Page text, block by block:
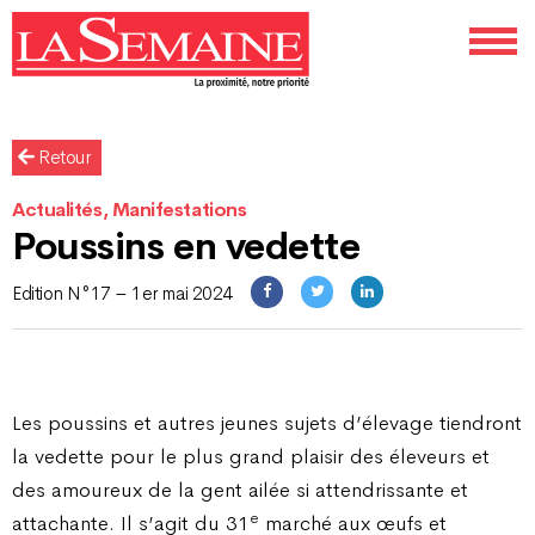
Retour
Actualités, Manifestations
Poussins en vedette
Edition N°17 – 1er mai 2024
Les poussins et autres jeunes sujets d’élevage tiendront
la vedette pour le plus grand plaisir des éleveurs et
des amoureux de la gent ailée si attendrissante et
attachante. Il s’agit du 31 e marché aux œufs et